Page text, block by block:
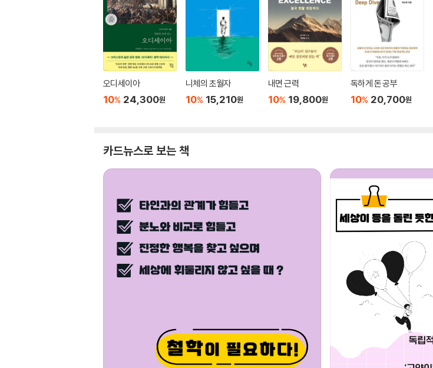
오디세이아
10% 24,300원
니체의 초월자
10% 15,210원
내면 근력
10% 19,800원
독하게 돈 공부
10% 20,700원
카드뉴스로 보는 책